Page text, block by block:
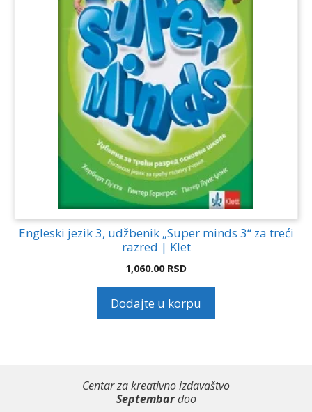
Engleski jezik 3, udžbenik „Super minds 3“ za treći
razred | Klet
1,060.00 RSD
Dodajte u korpu
Centar za kreativno izdavaštvo
Septembardoo